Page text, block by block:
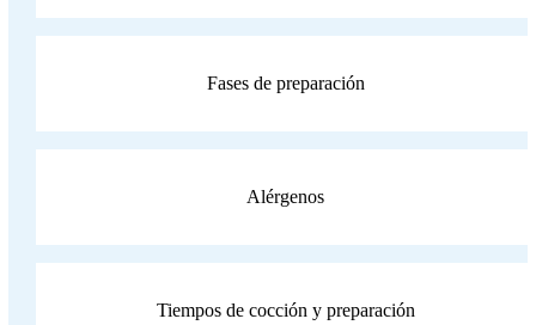
Fases de preparación
Alérgenos
Tiempos de cocción y preparación